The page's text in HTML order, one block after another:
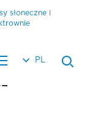
słoneczne i
PL